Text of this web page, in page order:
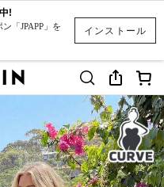
インストール
!
「JPAPP」を